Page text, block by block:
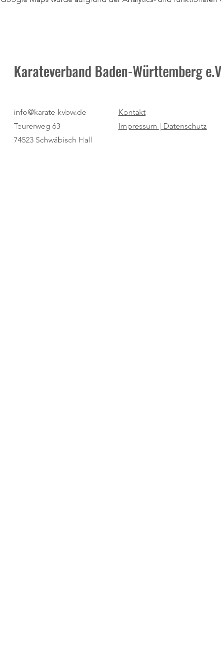
Karateverband Baden-Württemberg
info@karate-kvbw.de
Teurerweg 63
74523 Schwäbisch Hall
Kontakt
Impressum | Datenschutz